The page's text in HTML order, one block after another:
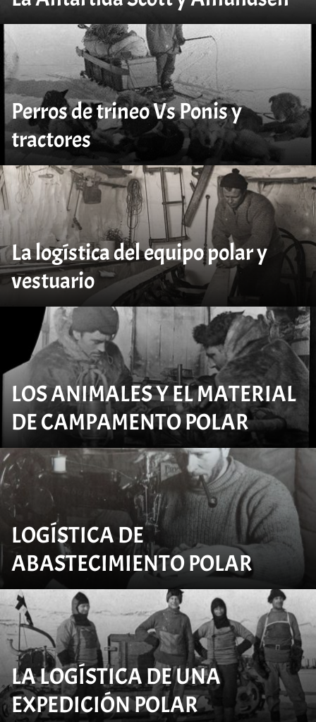
Perros de trineo Vs Ponis y
tractores
La logística del equipo polar y
vestuario
LOS ANIMALES Y EL MATERIAL
DE CAMPAMENTO POLAR
LOGÍSTICA DE
ABASTECIMIENTO POLAR
LA LOGÍSTICA DE UNA
EXPEDICIÓN POLAR